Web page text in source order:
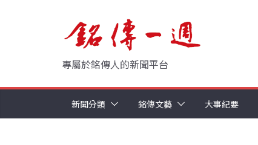
專屬於銘傳人的新聞平台
新聞分類 銘傳文藝 大事紀要